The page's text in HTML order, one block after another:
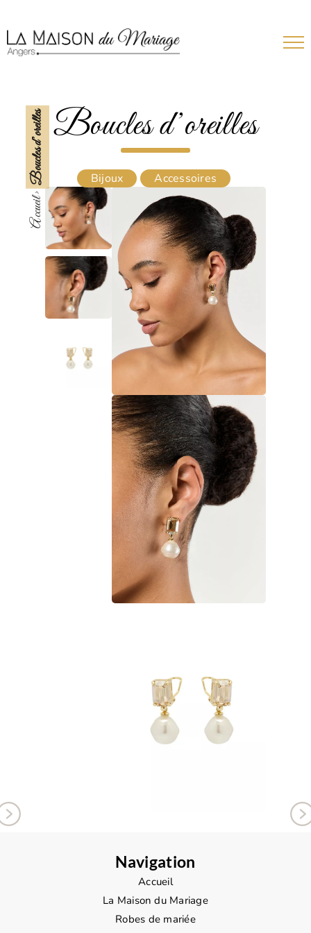
contenu
Accueil >
Boucles d’oreilles Boucles d’oreilles
Bijoux Accessoires
Navigation
Accueil
La Maison du Mariage
Robes de mariée